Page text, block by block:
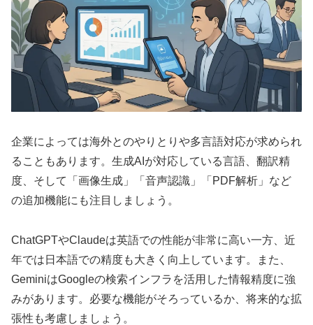
企業によっては海外とのやりとりや多言語対応が求められ
ることもあります。生成AIが対応している言語、翻訳精
度、そして「画像生成」「音声認識」「PDF解析」など
の追加機能にも注目しましょう。
ChatGPTやClaudeは英語での性能が非常に高い一方、近
年では日本語での精度も大きく向上しています。また、
GeminiはGoogleの検索インフラを活用した情報精度に強
みがあります。必要な機能がそろっているか、将来的な拡
張性も考慮しましょう。